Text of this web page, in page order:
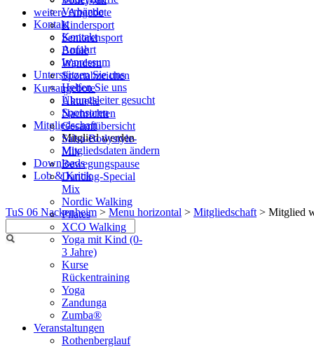
Verbände
Kontakt
Kontakt
Anfahrt
Impressum
Unterstützen Sie uns
Helfen Sie uns
Übungsleiter gesucht
Sponsoren
Mitgliedschaft
Mitglied werden
Mitgliedsdaten ändern
Downloads
Lob & Kritik
TuS 06 Nackenheim > Menu horizontal > Mitgliedschaft > Mitglied
weitere Angebote
Kindersport
Seniorensport
Boule
Wandern
Sportabzeichen
Kursangebote
Aktuelle
Nachrichten
Gesamtübersicht
Salsa-Bodystyle-
Mix
Bewegungspause
Dancing-Special
Mix
Nordic Walking
Pilates
XCO Walking
Yoga mit Kind (0-
3 Jahre)
Kurse
Rückentraining
Yoga
Zandunga
Zumba®
Veranstaltungen
Rothenberglauf